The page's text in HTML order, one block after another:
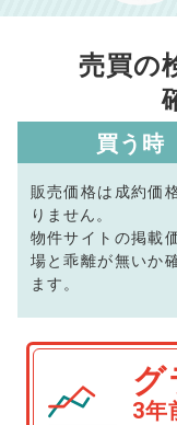
売買の
買う時
販売価格は成約価
りません。
物件サイトの掲載
場と乖離が無いか
ます。
グ
3年